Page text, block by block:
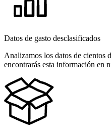
Datos de gasto desclasificados
Analizamos los datos de cientos
encontrarás esta información en